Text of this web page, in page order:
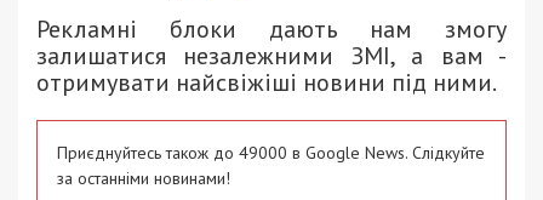
Рекламні блоки дають нам змогу
залишатися незалежними ЗМІ, а вам -
отримувати найсвіжіші новини під ними.
Приєднуйтесь також до 49000 в Google News. Слідкуйте
за останніми новинами!